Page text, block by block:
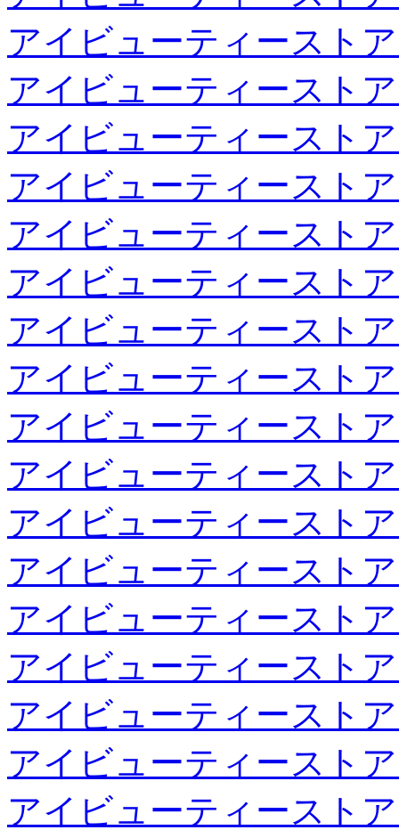
アイビューティースト
アイビューティースト
アイビューティースト
アイビューティースト
アイビューティースト
アイビューティースト
アイビューティースト
アイビューティースト
アイビューティースト
アイビューティースト
アイビューティースト
アイビューティースト
アイビューティースト
アイビューティースト
アイビューティースト
アイビューティースト
アイビューティースト